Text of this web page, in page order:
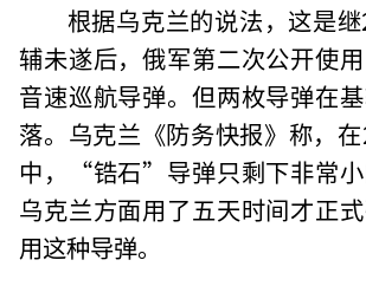
根据乌克兰的说法，这是
辅未遂后，俄军第二次公开使
音速巡航导弹。但两枚导弹在
落。乌克兰《防务快报》称，
中，“锆石”导弹只剩下非常小
乌克兰方面用了五天时间才正
用这种导弹。